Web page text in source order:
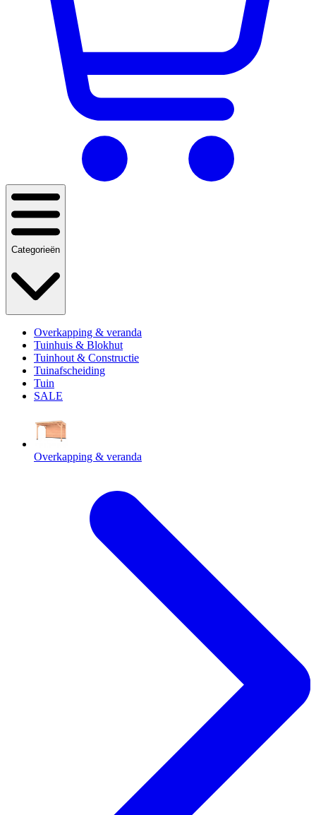
Categorieën
Overkapping & veranda
Tuinhuis & Blokhut
Tuinhout & Constructie
Tuinafscheiding
Tuin
SALE
Overkapping & veranda